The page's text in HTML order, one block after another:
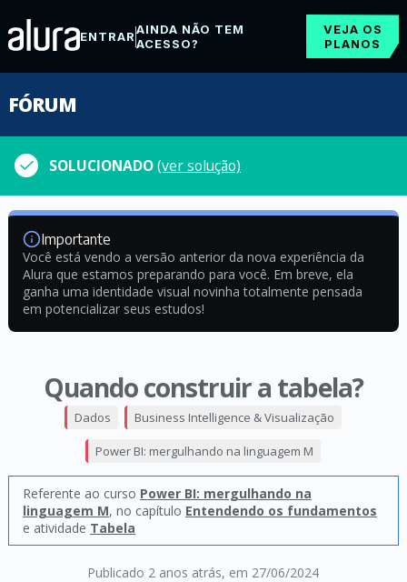
ENTRARAINDA NÃO TEM
ACESSO?
VEJA OS
PLANOS
FÓRUM
SOLUCIONADO(ver solução)
Importante
Você está vendo a versão anterior da nova experiência da
Alura que estamos preparando para você. Em breve, ela
ganha uma identidade visual novinha totalmente pensada
em potencializar seus estudos!
Quando construir a tabela?
Publicado 2 anos atrás, em 27/06/2024
Dados Business Intelligence & Visualização
Power BI: mergulhando na linguagem M
Referente ao curso Power BI: mergulhando na
linguagem M, no capítulo Entendendo os fundamentos
e atividade Tabela